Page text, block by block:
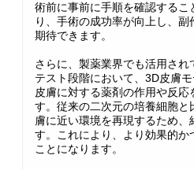
術前に事前に手順を確認するこ
り、手術の成功率が向上し、
期待できます。
さらに、製薬業界でも活用さ
テスト段階において、3D皮膚モ
皮膚に対する薬剤の作用や反応
す。従来の二次元の培養細胞と
膚に近い環境を再現するため、
す。これにより、より効果的
ことになります。